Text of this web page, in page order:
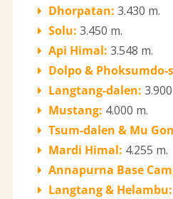
Dhorpatan: 3.430 m.
Solu: 3.450 m.
Api Himal: 3.548 m.
Dolpo & Phoksumdo-
Langtang-dalen:
Mustang: 4.000 m.
Tsum-dalen & Mu
Mardi Himal: 4.255 m.
Annapurna Base
Langtang & Helambu: